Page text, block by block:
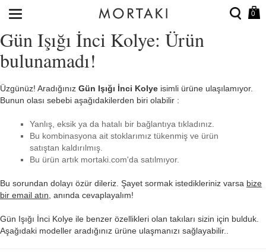
0
Gün Işığı İnci Kolye: Ürün
bulunamadı!
Üzgünüz! Aradığınız Gün Işığı İnci Kolye isimli ürüne ulaşılamıyor.
Bunun olası sebebi aşağıdakilerden biri olabilir :
Yanlış, eksik ya da hatalı bir bağlantıya tıkladınız.
Bu kombinasyona ait stoklarımız tükenmiş ve ürün
satıştan kaldırılmış.
Bu ürün artık mortaki.com'da satılmıyor.
Bu sorundan dolayı özür dileriz. Şayet sormak istedikleriniz varsa bize
bir email atın , anında cevaplayalım!
Gün Işığı İnci Kolye ile benzer özellikleri olan takıları sizin için bulduk.
Aşağıdaki modeller aradığınız ürüne ulaşmanızı sağlayabilir..